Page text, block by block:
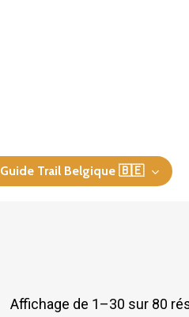
Guide Trail Belgique 🇧🇪
Affichage de 1–30 sur 80